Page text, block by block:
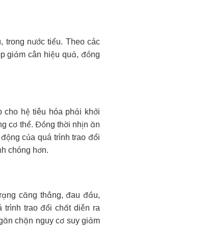
trong nước tiểu. Theo các
giảm cân hiệu quả, đồng
cho hệ tiêu hóa phải khởi
cơ thể. Đồng thời nhịn ăn
của quá trình trao đổi
chóng hơn.
căng thẳng, đau đầu,
trình trao đổi chất diễn ra
chặn nguy cơ suy giảm